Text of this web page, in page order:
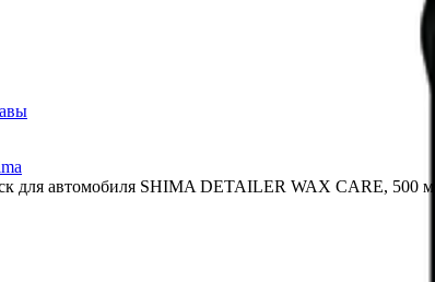
для автомобиля SHIMA DETAILER WAX CARE, 500 мл